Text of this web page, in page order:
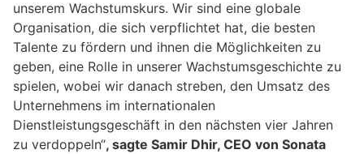
unserem Wachstumskurs. Wir sind eine globale
Organisation, die sich verpflichtet hat, die besten
Talente zu fördern und ihnen die Möglichkeiten zu
geben, eine Rolle in unserer Wachstumsgeschichte zu
spielen, wobei wir danach streben, den Umsatz des
Unternehmens im internationalen
Dienstleistungsgeschäft in den nächsten vier Jahren
zu verdoppeln“, sagte Samir Dhir, CEO von Sonata